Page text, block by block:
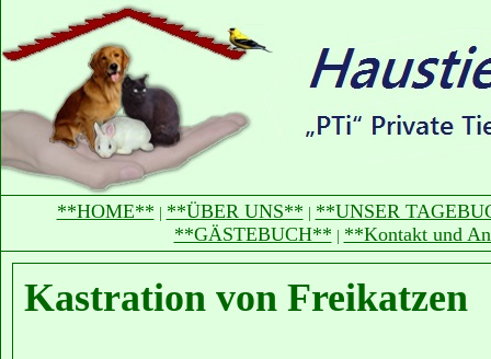
**HOME** **ÜBER UNS**
**UNSER
**GÄSTEBUCH**
**Kontakt und
Kastration von Freikatzen